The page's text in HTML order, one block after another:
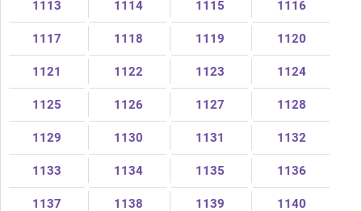
1113 1114 1115 1116
1117 1118 1119 1120
1121 1122 1123 1124
1125 1126 1127 1128
1129 1130 1131 1132
1133 1134 1135 1136
1137 1138 1139 1140